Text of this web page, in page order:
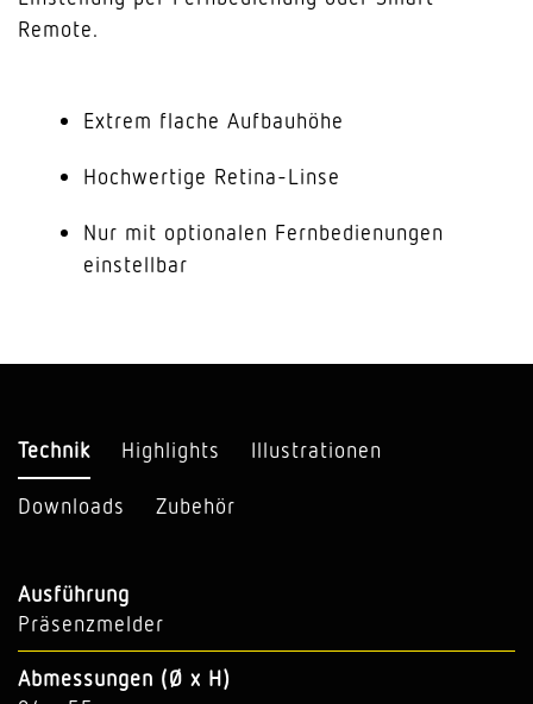
Remote.
Extrem flache Aufbauhöhe
Hochwertige Retina-Linse
Nur mit optionalen Fernbedienungen
einstellbar
Technik Highlights Illustrationen
Downloads Zubehör
Ausführung
Präsenzmelder
Abmessungen (Ø x H)